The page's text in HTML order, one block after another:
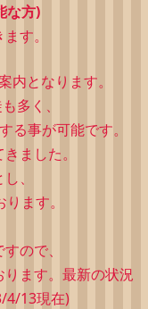
な方)
す。
内となります。
多く、
る事が可能です。
ました。
、
ます。
ので、
ます。最新の状況
4/13現在)